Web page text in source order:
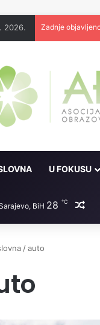
2026. Zadnje
U FOKUSU
BiH 28 ℃
/auto